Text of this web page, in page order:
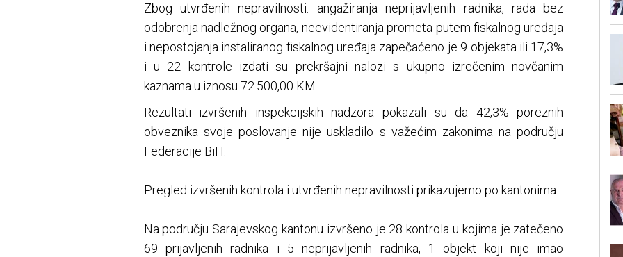
Zbog utvrđenih nepravilnosti: angažiranja neprijavljenih radnika, rada bez
odobrenja nadležnog organa, neevidentiranja prometa putem fiskalnog uređaja
i nepostojanja instaliranog fiskalnog uređaja zapečaćeno je 9 objekata ili 17,3%
i u 22 kontrole izdati su prekršajni nalozi s ukupno izrečenim novčanim
kaznama u iznosu 72.500,00 KM.
Rezultati izvršenih inspekcijskih nadzora pokazali su da 42,3% poreznih
obveznika svoje poslovanje nije uskladilo s važećim zakonima na području
Federacije BiH.
Pregled izvršenih kontrola i utvrđenih nepravilnosti prikazujemo po kantonima:
Na području Sarajevskog kantonu izvršeno je 28 kontrola u kojima je zatečeno
69 prijavljenih radnika i 5 neprijavljenih radnika, 1 objekt koji nije imao